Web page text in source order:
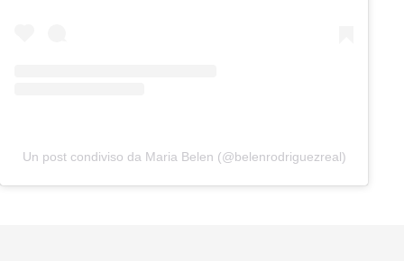
Un post condiviso da Maria Belen (@belenrodriguezreal)